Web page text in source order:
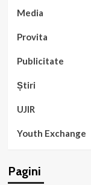
Media
Provita
Publicitate
Știri
UJIR
Youth Exchange
Pagini